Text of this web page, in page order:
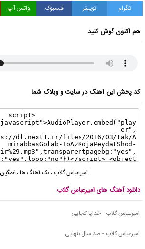
تلگرام توییتر فیسبوک واتس آپ
هم اکنون گوش کنید
کد پخش این آهنگ در سایت و وبلاگ شما
امیرعباس گلاب ،تک آهنگ ها،غمگین
دانلود آهنگ های امیرعباس گلاب
امیرعباس گلاب - خدایا کجایی
امیرعباس گلاب - صد سال تنهایی